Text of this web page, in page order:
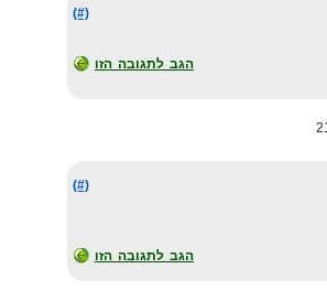
(#)
הגב לתגובה הזו
(#)
הגב לתגובה הזו